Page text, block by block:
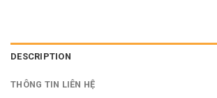
DESCRIPTION
THÔNG TIN LIÊN HỆ